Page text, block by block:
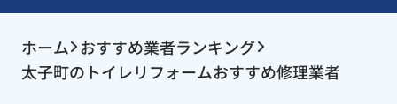
ホーム おすすめ業者ランキング
太子町のトイレリフォームおすすめ修理業者